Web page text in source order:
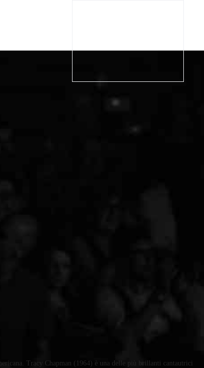
Tracy Chapman (1964) è una delle più brillanti cantautrici